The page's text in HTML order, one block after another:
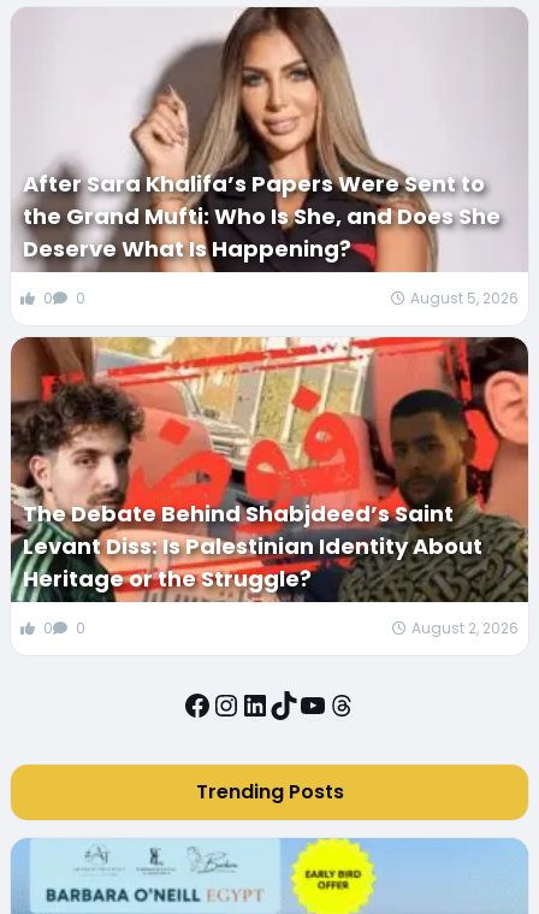
After Sara Khalifa’s Papers Were Sent to
the Grand Mufti: Who Is She, and Does She
Deserve What Is Happening?
0 0 August 5, 2026
The Debate Behind Shabjdeed’s Saint
Levant Diss: Is Palestinian Identity About
Heritage or the Struggle?
0 0 August 2, 2026
Facebook
Instagram
LinkedIn
TikTok
YouTube
Threads
Trending Posts